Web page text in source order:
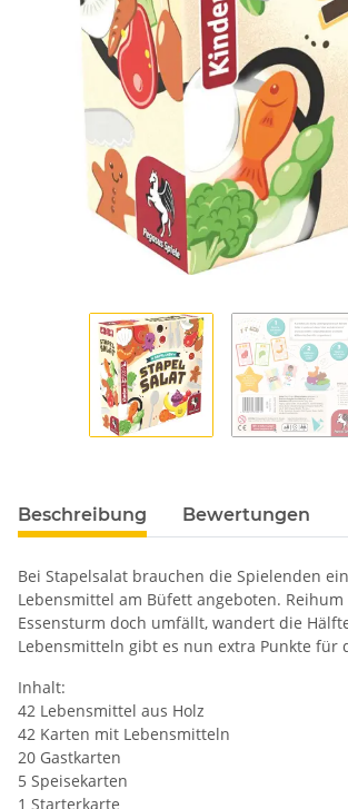
Beschreibung Bewertungen
Bei Stapelsalat brauchen die Spielenden
Lebensmittel am Büfett angeboten.
Essensturm doch umfällt, wandert die
Lebensmitteln gibt es nun extra Punkte für
Inhalt:
42 Lebensmittel aus Holz
42 Karten mit Lebensmitteln
20 Gastkarten
5 Speisekarten
1 Starterkarte